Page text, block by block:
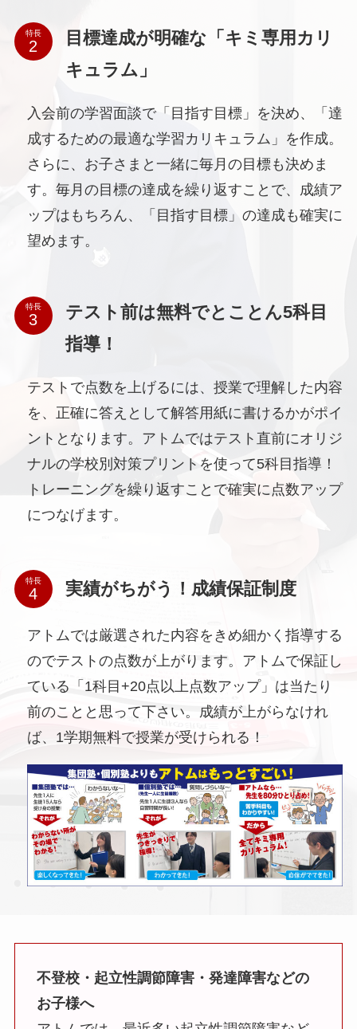
特長
目標達成が明確な「キミ専用カリ
キュラム」
入会前の学習面談で「目指す目標」を決め、「達
成するための最適な学習カリキュラム」を作成。
さらに、お子さまと一緒に毎月の目標も決めま
す。毎月の目標の達成を繰り返すことで、成績ア
ップはもちろん、「目指す目標」の達成も確実に
望めます。
特長
テスト前は無料でとことん5科目
指導！
テストで点数を上げるには、授業で理解した内容
を、正確に答えとして解答用紙に書けるかがポイ
ントとなります。アトムではテスト直前にオリジ
ナルの学校別対策プリントを使って5科目指導！
トレーニングを繰り返すことで確実に点数アップ
につなげます。
特長 実績がちがう！成績保証制度
アトムでは厳選された内容をきめ細かく指導する
のでテストの点数が上がります。アトムで保証し
ている「1科目+20点以上点数アップ」は当たり
前のことと思って下さい。成績が上がらなけれ
ば、1学期無料で授業が受けられる！
不登校・起立性調節障害・発達障害などの
お子様へ